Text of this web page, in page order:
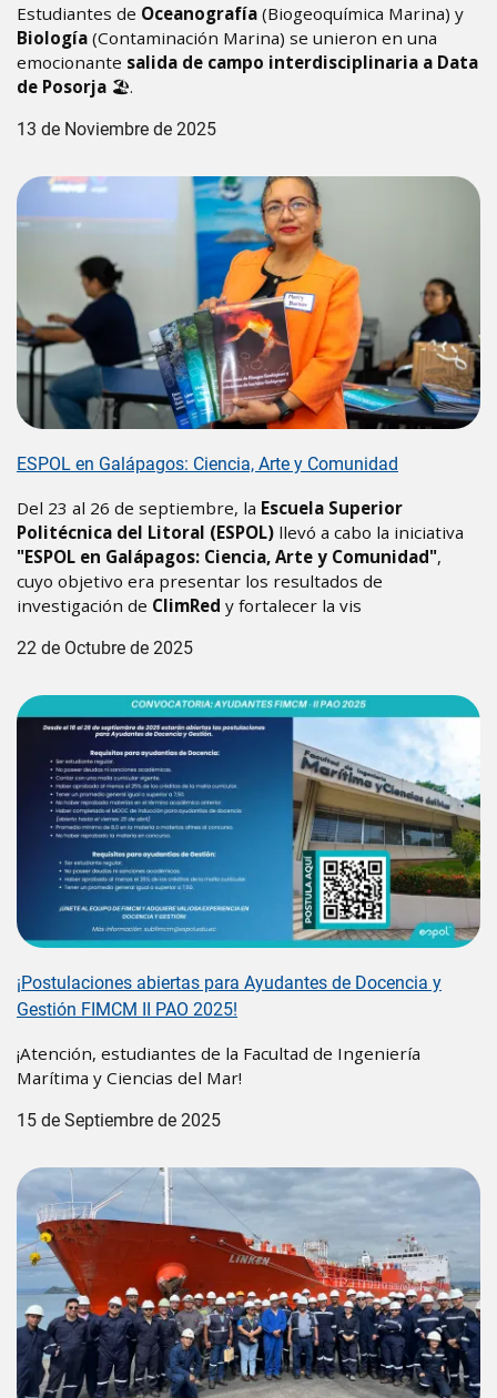
Estudiantes de Oceanografía (Biogeoquímica Marina) y
Biología (Contaminación Marina) se unieron en una
emocionante salida de campo interdisciplinaria a Data
de Posorja 🏖️.
13 de Noviembre de 2025
Image
ESPOL en Galápagos: Ciencia, Arte y Comunidad
Del 23 al 26 de septiembre, la Escuela Superior
Politécnica del Litoral (ESPOL) llevó a cabo la iniciativa
"ESPOL en Galápagos: Ciencia, Arte y Comunidad",
cuyo objetivo era presentar los resultados de
investigación de ClimRed y fortalecer la vis
22 de Octubre de 2025
Image
¡Postulaciones abiertas para Ayudantes de Docencia y
Gestión FIMCM II PAO 2025!
¡Atención, estudiantes de la Facultad de Ingeniería
Marítima y Ciencias del Mar!
15 de Septiembre de 2025
Image